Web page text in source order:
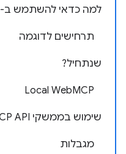
למה כדאי להשתמש ב-WebMCP?
תרחישים לדוגמה
שנתחיל?
Local WebMCP
שימוש בממשקי WebMCP API
מגבלות